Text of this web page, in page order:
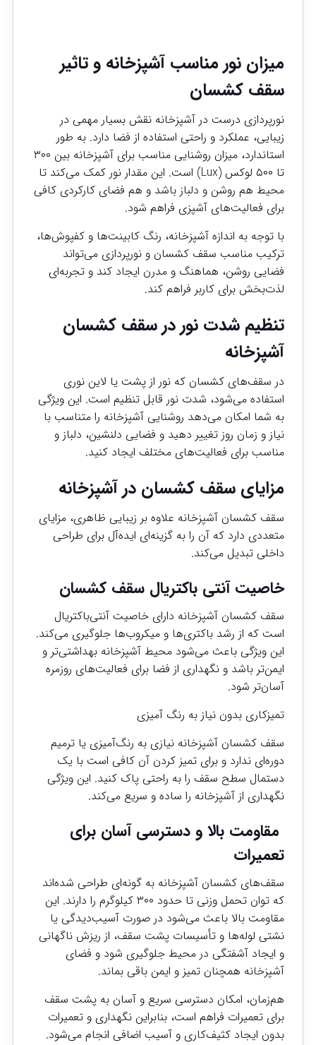
میزان نور مناسب آشپزخانه و تاثیر
سقف کشسان
نورپردازی درست در آشپزخانه نقش بسیار مهمی در
زیبایی، عملکرد و راحتی استفاده از فضا دارد. به طور
استاندارد، میزان روشنایی مناسب برای آشپزخانه بین ۳۰۰
تا ۵۰۰ لوکس (Lux) است. این مقدار نور کمک می‌کند تا
محیط هم روشن و دلباز باشد و هم فضای کارکردی کافی
برای فعالیت‌های آشپزی فراهم شود.
با توجه به اندازه آشپزخانه، رنگ کابینت‌ها و کفپوش‌ها،
ترکیب مناسب سقف کشسان و نورپردازی می‌تواند
فضایی روشن، هماهنگ و مدرن ایجاد کند و تجربه‌ای
لذت‌بخش برای کاربر فراهم کند.
تنظیم شدت نور در سقف کشسان
آشپزخانه
در سقف‌های کشسان که نور از پشت یا لاین نوری
استفاده می‌شود، شدت نور قابل تنظیم است. این ویژگی
به شما امکان می‌دهد روشنایی آشپزخانه را متناسب با
نیاز و زمان روز تغییر دهید و فضایی دلنشین، دلباز و
مناسب برای فعالیت‌های مختلف ایجاد کنید.
مزایای سقف کشسان در آشپزخانه
سقف کشسان آشپزخانه علاوه بر زیبایی ظاهری، مزایای
متعددی دارد که آن را به گزینه‌ای ایده‌آل برای طراحی
داخلی تبدیل می‌کند.
خاصیت آنتی باکتریال سقف کشسان
سقف کشسان آشپزخانه دارای خاصیت آنتی‌باکتریال
است که از رشد باکتری‌ها و میکروب‌ها جلوگیری می‌کند.
این ویژگی باعث می‌شود محیط آشپزخانه بهداشتی‌تر و
ایمن‌تر باشد و نگهداری از فضا برای فعالیت‌های روزمره
آسان‌تر شود.
تمیزکاری بدون نیاز به رنگ آمیزی
سقف کشسان آشپزخانه نیازی به رنگ‌آمیزی یا ترمیم
دوره‌ای ندارد و برای تمیز کردن آن کافی است با یک
دستمال سطح سقف را به راحتی پاک کنید. این ویژگی
نگهداری از آشپزخانه را ساده و سریع می‌کند.
مقاومت بالا و دسترسی آسان برای
تعمیرات
سقف‌های کشسان آشپزخانه به گونه‌ای طراحی شده‌اند
که توان تحمل وزنی تا حدود ۳۰۰ کیلوگرم را دارند. این
مقاومت بالا باعث می‌شود در صورت آسیب‌دیدگی یا
نشتی لوله‌ها و تأسیسات پشت سقف، از ریزش ناگهانی
و ایجاد آشفتگی در محیط جلوگیری شود و فضای
آشپزخانه همچنان تمیز و ایمن باقی بماند.
هم‌زمان، امکان دسترسی سریع و آسان به پشت سقف
برای تعمیرات فراهم است، بنابراین نگهداری و تعمیرات
بدون ایجاد کثیف‌کاری و آسیب اضافی انجام می‌شود.